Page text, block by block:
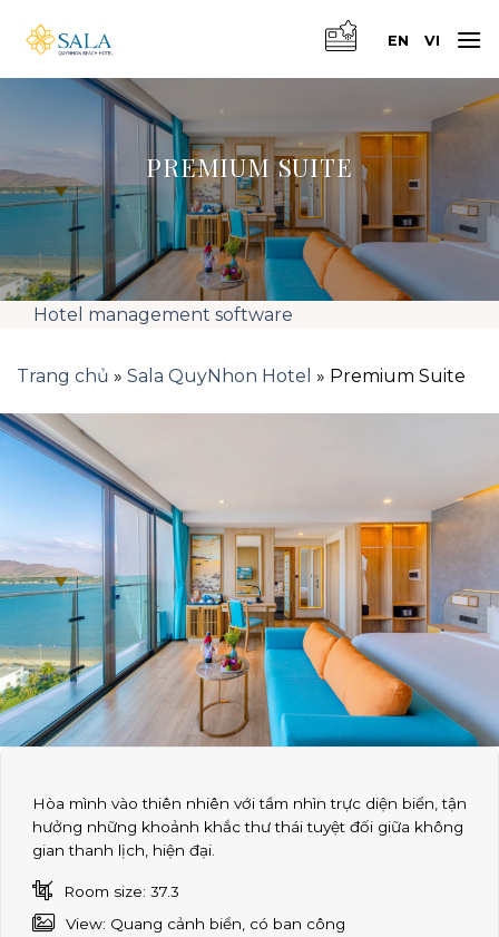
EN VI
PREMIUM SUITE
Hotel management software
Trang chủ » Sala QuyNhon Hotel » Premium Suite
Hòa mình vào thiên nhiên với tầm nhìn trực diện biển, tận
hưởng những khoảnh khắc thư thái tuyệt đối giữa không
gian thanh lịch, hiện đại.
Room size: 37.3
View: Quang cảnh biển, có ban công